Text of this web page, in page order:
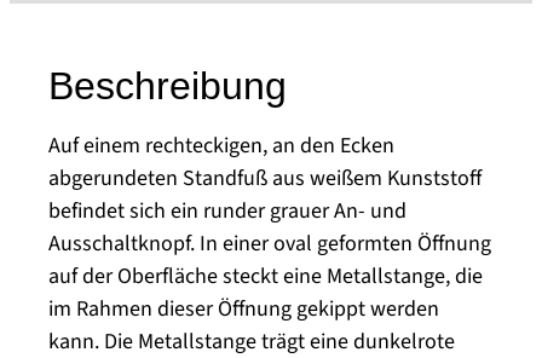
Beschreibung
Auf einem rechteckigen, an den Ecken
abgerundeten Standfuß aus weißem Kunststoff
befindet sich ein runder grauer An- und
Ausschaltknopf. In einer oval geformten Öffnung
auf der Oberfläche steckt eine Metallstange, die
im Rahmen dieser Öffnung gekippt werden
kann. Die Metallstange trägt eine dunkelrote